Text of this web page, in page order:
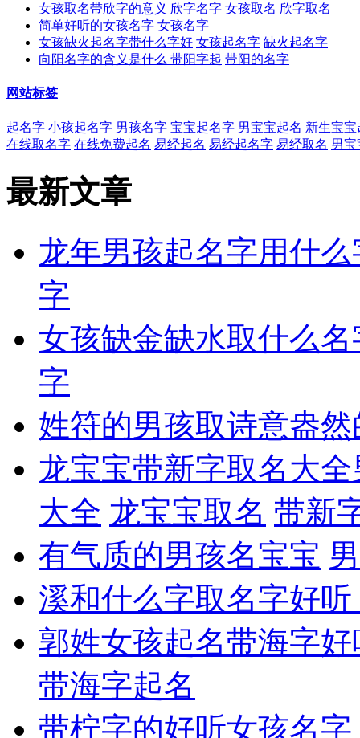
女孩取名带欣字的意义 欣字名字 女孩取名 欣字取名
简单好听的女孩名字 女孩名字
女孩缺火起名字带什么字好 女孩起名字 缺火起名字
向阳名字的含义是什么 带阳字起 带阳的名字
网站标签
起名字 小孩起名字 男孩名字 宝宝起名字 男宝宝起名 新生宝宝
在线取名字 在线免费起名 易经起名 易经起名字 易经取名 男宝
最新文章
龙年男孩起名字用什么
字
女孩缺金缺水取什么名
字
姓符的男孩取诗意盎
龙宝宝带新字取名大
大全 龙宝宝取名 带新
有气质的男孩名宝宝
溪和什么字取名字好
郭姓女孩起名带海字
带海字起名
带柠字的好听女孩名